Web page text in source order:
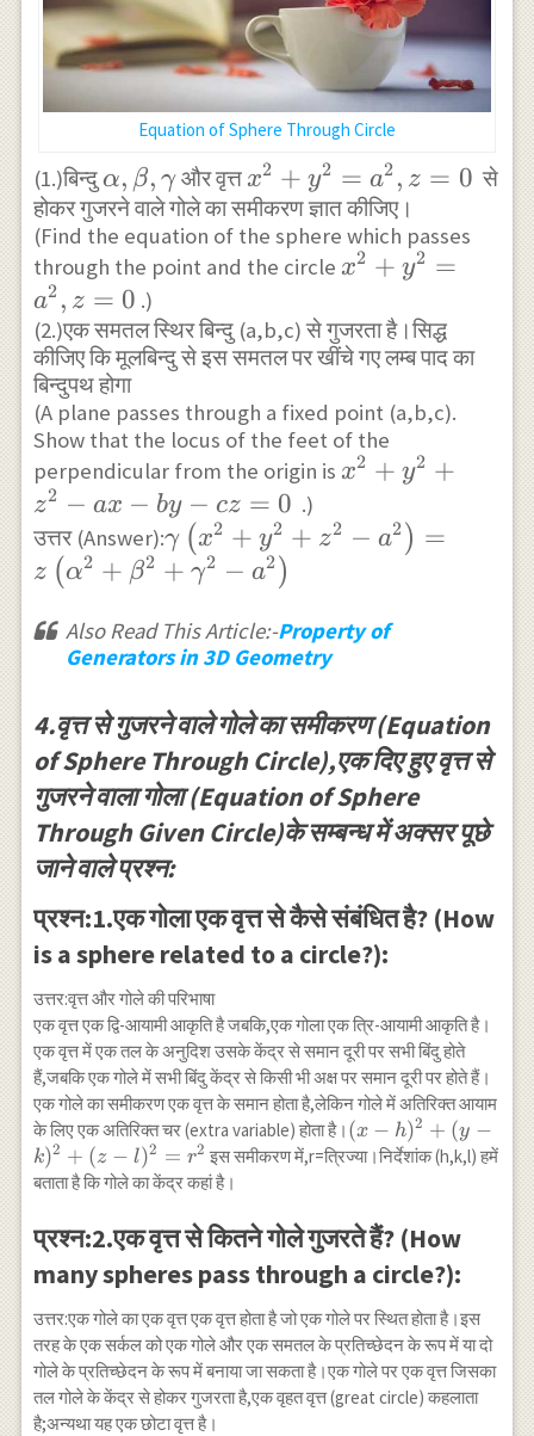
Equation of Sphere Through Circle
(1.)बिन्दु\alpha,\beta,\gamma
α, β, γऔर वृत्त x^{2}+y^{2}=a^{2},
z=0
x2 + y2 = a2, z = 0 से
होकर गुजरने वाले गोले का समीकरण ज्ञात कीजिए।
(Find the equation of the sphere which passes
through the point and the circle x2 + y2 =
a2, z = 0 .)
(2.)एक समतल स्थिर बिन्दु (a,b,c) से गुजरता है।सिद्ध
कीजिए कि मूलबिन्दु से इस समतल पर खींचे गए लम्ब पाद का
बिन्दुपथ होगा
(A plane passes through a fixed point (a,b,c).
Show that the locus of the feet of the
perpendicular from the origin is x2 + y2 +
z2 − ax − by − cz = 0 .)
उत्तर (Answer):\gamma
γ (x2 + y2 + z2 − a2 ) =
z (α2 + β2 + γ2 − a2 )
Also Read This Article:-Property of
Generators in 3D Geometry
4.वृत्त से गुजरने वाले गोले का समीकरण (Equation
of Sphere Through Circle),एक दिए हुए वृत्त से
गुजरने वाला गोला (Equation of Sphere
Through Given Circle)के सम्बन्ध में अक्सर पूछे
जाने वाले प्रश्न:
प्रश्न:1.एक गोला एक वृत्त से कैसे संबंधित है? (How
is a sphere related to a circle?):
उत्तर:वृत्त और गोले की परिभाषा
एक वृत्त एक द्वि-आयामी आकृति है जबकि,एक गोला एक त्रि-आयामी आकृति है।
एक वृत्त में एक तल के अनुदिश उसके केंद्र से समान दूरी पर सभी बिंदु होते
हैं,जबकि एक गोले में सभी बिंदु केंद्र से किसी भी अक्ष पर समान दूरी पर होते हैं।
एक गोले का समीकरण एक वृत्त के समान होता है,लेकिन गोले में अतिरिक्त आयाम
के लिए एक अतिरिक्त चर (extra variable) होता है। (x−h)^{2}+
(y−k)^{2}+
(x − h)2 + (y −
k)2 + (z − l)2 = r2 इस समीकरण में,r=त्रिज्या।निर्देशांक (h,k,l) ​​हमें
बताता है कि गोले का केंद्र कहां है।
प्रश्न:2.एक वृत्त से कितने गोले गुजरते हैं? (How
many spheres pass through a circle?):
उत्तर:एक गोले का एक वृत्त एक वृत्त होता है जो एक गोले पर स्थित होता है।इस
तरह के एक सर्कल को एक गोले और एक समतल के प्रतिच्छेदन के रूप में या दो
गोले के प्रतिच्छेदन के रूप में बनाया जा सकता है।एक गोले पर एक वृत्त जिसका
तल गोले के केंद्र से होकर गुजरता है,एक वृहत वृत्त (great circle) कहलाता
है;अन्यथा यह एक छोटा वृत्त है।